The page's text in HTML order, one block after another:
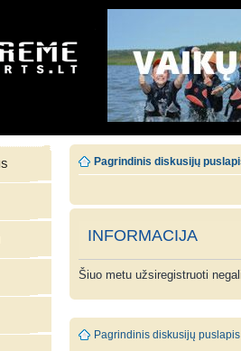
Pagrindinis diskusijų
INFORMACIJA
Šiuo metu užsiregistruoti
Pagrindinis diskusijų puslapis